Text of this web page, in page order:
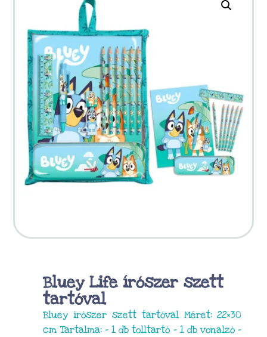
Bluey Life írószer szett
tartóval
Bluey írószer szett tartóval Méret: 22×30
cm Tartalma: – 1 db tolltartó – 1 db vonalzó –